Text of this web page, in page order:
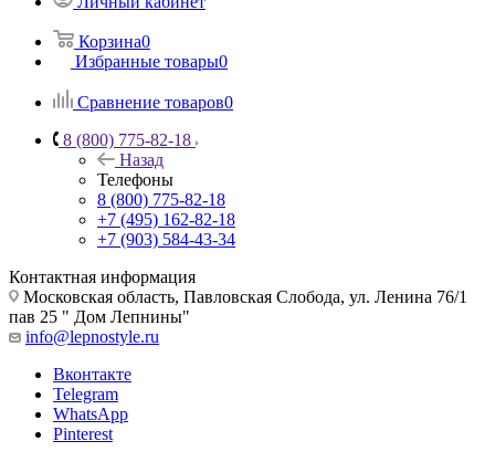
Корзина0
Избранные товары0
Сравнение товаров0
8 (800) 775-82-18
Назад
Телефоны
8 (800) 775-82-18
+7 (495) 162-82-18
+7 (903) 584-43-34
Контактная информация
Московская область, Павловская Слобода, ул. Ленина 76/1
пав 25 " Дом Лепнины"
info@lepnostyle.ru
Вконтакте
Telegram
WhatsApp
Pinterest